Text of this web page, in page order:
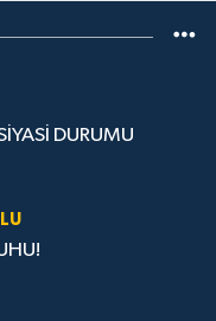
DURUMU